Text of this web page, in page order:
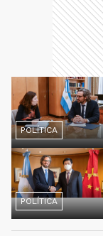
POLÍTICA
POLÍTICA